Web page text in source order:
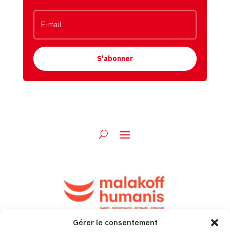
Gérer le consentement
S'abonner